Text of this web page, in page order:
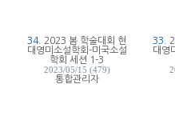
34. 2023 봄 학술대회 현
대영미소설학회-미국소설
학회 세션 1-3
2023/05/15 (479)
통합관리자
33.
대영